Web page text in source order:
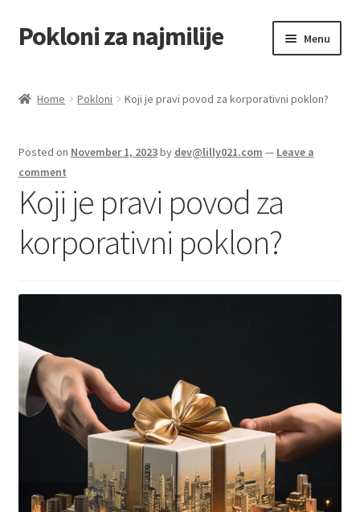
Skip
to
Skip
to
Pokloni za najmilije Menu
Blog
Čaj i kafa
Contact
Corporate gifts
Create account page
Home Pokloni Koji je pravi povod za korporativni poklon?
Posted on November 1, 2023by dev@lilly021.com — Leave a
comment
Koji je pravi povod za
korporativni poklon?